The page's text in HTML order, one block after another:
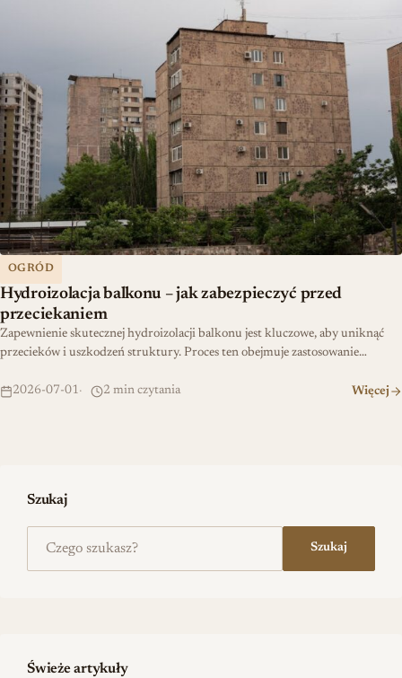
OGRÓD
Hydroizolacja balkonu – jak zabezpieczyć przed
przeciekaniem
Zapewnienie skutecznej hydroizolacji balkonu jest kluczowe, aby uniknąć
przecieków i uszkodzeń struktury. Proces ten obejmuje zastosowanie…
2026-07-01 2 min czytania Więcej
Szukaj
Szukaj
Świeże artykuły